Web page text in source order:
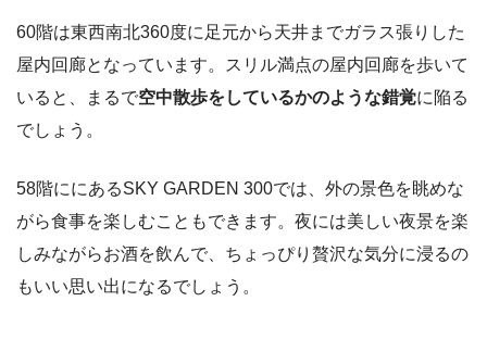
60階は東西南北360度に足元から天井までガラス張りした
屋内回廊となっています。スリル満点の屋内回廊を歩いて
いると、まるで空中散歩をしているかのような錯覚に陥る
でしょう。
58階ににあるSKY GARDEN 300では、外の景色を眺めな
がら食事を楽しむこともできます。夜には美しい夜景を楽
しみながらお酒を飲んで、ちょっぴり贅沢な気分に浸るの
もいい思い出になるでしょう。